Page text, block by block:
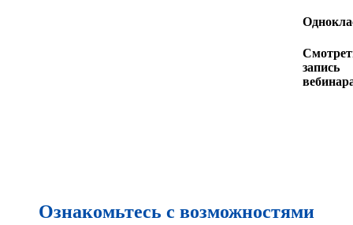
запись
Ознакомьтесь с возможностями